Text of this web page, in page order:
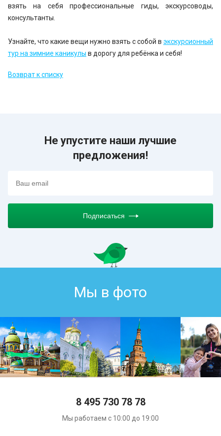
взять на себя профессиональные гиды, экскурсоводы,
консультанты.
Узнайте, что какие вещи нужно взять с собой в экскурсионный
тур на зимние каникулы в дорогу для ребёнка и себя!
Возврат к списку
Не упустите наши лучшие
предложения!
Подписаться
Мы в фото
8 495 730 78 78
Мы работаем с 10:00 до 19:00